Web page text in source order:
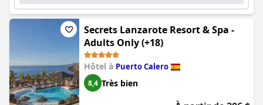
enfants. La salle de sport est impressionnante, mais les
installations du spa ont reçu des critiques mitigées. Dans
l'ensemble, leSeaside Los Jameosoffre une atmosphère calme
et détendue, des vues magnifiques depuis certaines chambres
et de nombreuses options pour des vacances amusantes et
divertissantes.
Secrets Lanzarote Resort & Spa -
Adults Only (+18)
Hôtel à Puerto Calero
8,4 Très bien